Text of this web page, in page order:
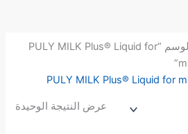
/ منتجات تحت الوسم “PULY MILK Plus® Liquid for
PULY MILK Plus® Liquid for
عرض النتيجة الوحيدة